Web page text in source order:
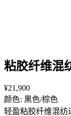
粘胶纤维混
¥21,900
颜色: 黑色/棕色
轻盈粘胶纤维混纺